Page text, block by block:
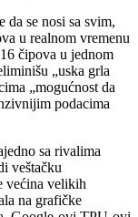
se nosi sa svim,
u realnom vremenu
čipova u jednom
„uska grla
„mogućnost da
podacima
sa rivalima
veštačku
većina velikih
na grafičke